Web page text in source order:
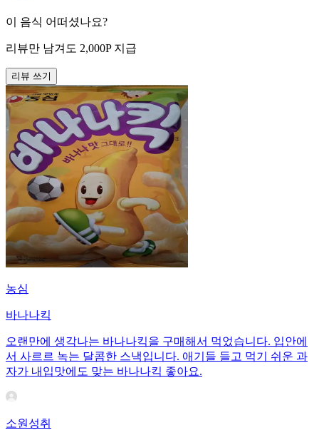
이 음식 어떠셨나요?
리뷰만 남겨도 2,000P 지급
리뷰 쓰기
농심
바나나킥
오랜만에 생각나는 바나나킥을 구매해서 먹었습니다. 입안에
서 사르르 녹는 달콤한 스낵입니다. 애기들 들고 먹기 쉬운 과
자가 내입맛에도 맞는 바나나킥 좋아요.
소원성취